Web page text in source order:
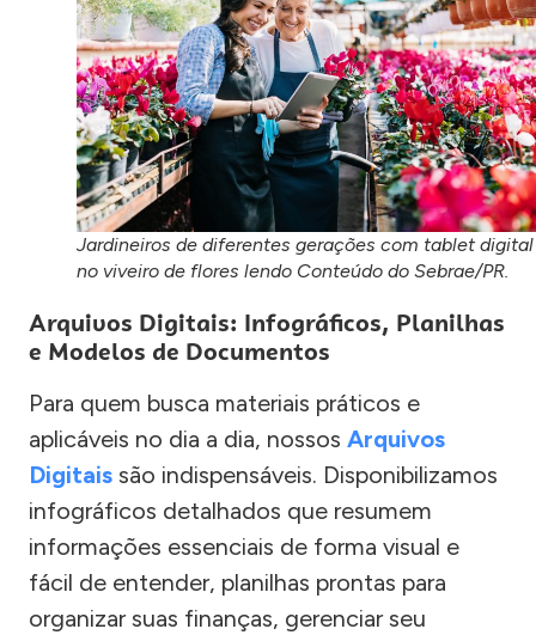
Jardineiros de diferentes gerações com tablet digital
no viveiro de flores lendo Conteúdo do Sebrae/PR.
Arquivos Digitais: Infográficos, Planilhas
e Modelos de Documentos
Para quem busca materiais práticos e
aplicáveis no dia a dia, nossos Arquivos
Digitais são indispensáveis. Disponibilizamos
infográficos detalhados que resumem
informações essenciais de forma visual e
fácil de entender, planilhas prontas para
organizar suas finanças, gerenciar seu